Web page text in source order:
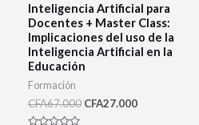
Inteligencia Artificial para
Docentes + Master Class:
Implicaciones del uso de la
Inteligencia Artificial en la
Educación
Formación
CFA67.000 CFA27.000